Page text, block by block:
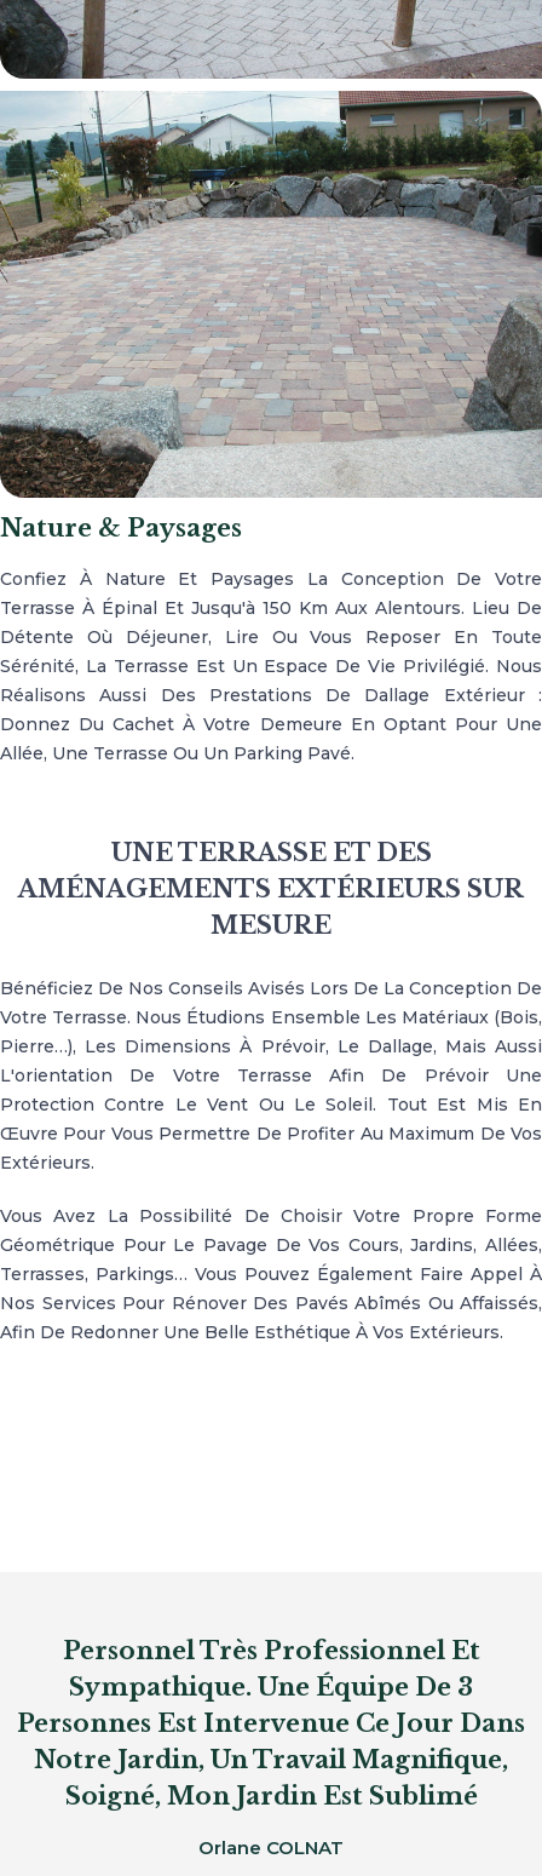
Nature & Paysages
Confiez À Nature Et Paysages La Conception De Votre
Terrasse À Épinal Et Jusqu'à 150 Km Aux Alentours. Lieu De
Détente Où Déjeuner, Lire Ou Vous Reposer En Toute
Sérénité, La Terrasse Est Un Espace De Vie Privilégié. Nous
Réalisons Aussi Des Prestations De Dallage Extérieur :
Donnez Du Cachet À Votre Demeure En Optant Pour Une
Allée, Une Terrasse Ou Un Parking Pavé.
UNE TERRASSE ET DES
AMÉNAGEMENTS EXTÉRIEURS SUR
MESURE
Bénéficiez De Nos Conseils Avisés Lors De La Conception De
Votre Terrasse. Nous Étudions Ensemble Les Matériaux (bois,
Pierre…), Les Dimensions À Prévoir, Le Dallage, Mais Aussi
L'orientation De Votre Terrasse Afin De Prévoir Une
Protection Contre Le Vent Ou Le Soleil. Tout Est Mis En
Œuvre Pour Vous Permettre De Profiter Au Maximum De Vos
Extérieurs.
Vous Avez La Possibilité De Choisir Votre Propre Forme
Géométrique Pour Le Pavage De Vos Cours, Jardins, Allées,
Terrasses, Parkings… Vous Pouvez Également Faire Appel À
Nos Services Pour Rénover Des Pavés Abîmés Ou Affaissés,
Afin De Redonner Une Belle Esthétique À Vos Extérieurs.
Personnel Très Professionnel Et
Sympathique. Une Équipe De 3
Personnes Est Intervenue Ce Jour Dans
Notre Jardin, Un Travail Magnifique,
Soigné, Mon Jardin Est Sublimé
Orlane COLNAT